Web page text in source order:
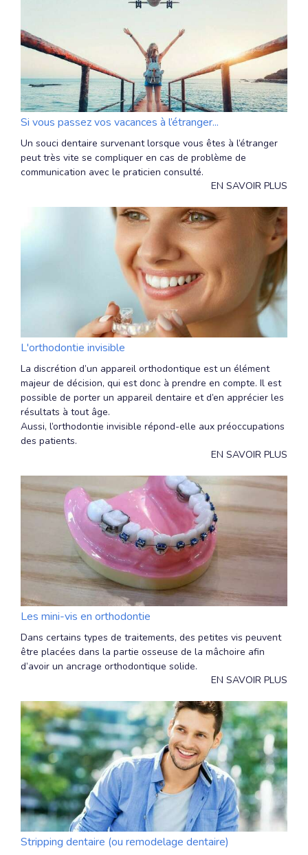
Si vous passez vos vacances à l’étranger...
Un souci dentaire survenant lorsque vous êtes à l’étranger
peut très vite se compliquer en cas de problème de
communication avec le praticien consulté.
EN SAVOIR PLUS
L'orthodontie invisible
La discrétion d’un appareil orthodontique est un élément
majeur de décision, qui est donc à prendre en compte. Il est
possible de porter un appareil dentaire et d’en apprécier les
résultats à tout âge.
Aussi, l’orthodontie invisible répond-elle aux préoccupations
des patients.
EN SAVOIR PLUS
Les mini-vis en orthodontie
Dans certains types de traitements, des petites vis peuvent
être placées dans la partie osseuse de la mâchoire afin
d’avoir un ancrage orthodontique solide.
EN SAVOIR PLUS
Stripping dentaire (ou remodelage dentaire)